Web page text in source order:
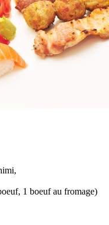
1 boeuf au fromage)